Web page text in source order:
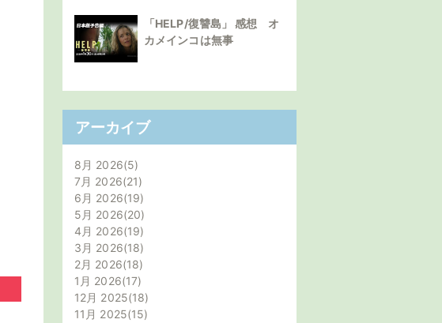
「HELP/復讐島」 感想 オ
カメインコは無事
アーカイブ
8月 2026 5
7月 2026 21
6月 2026 19
5月 2026 20
4月 2026 19
3月 2026 18
2月 2026 18
1月 2026 17
12月 2025 18
11月 2025 15